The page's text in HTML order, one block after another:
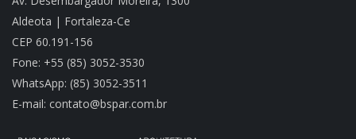
Aldeota | Fortaleza-Ce
CEP 60.191-156
Fone: +55 (85) 3052-3530
WhatsApp: (85) 3052-3511
E-mail: contato@bspar.com.br